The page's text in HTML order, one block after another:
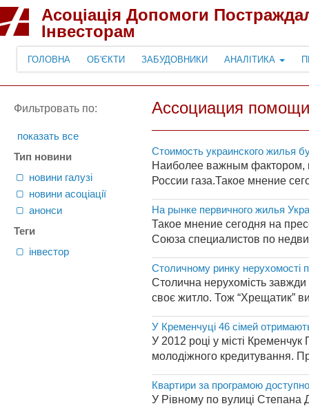
Асоціація Допомоги
Інвесторам
ГОЛОВНА ОБ'ЄКТИ ЗАБУДОВНИКИ АНАЛІТИКА
Фильтровать по:
показать все
Тип новини
новини галузі
новини асоціації
анонси
Теги
інвестор
Ассоциация
Стоимость украинского жилья
Наиболее важным фактором,
России газа.Такое мнение
На рынке первичного жилья
Такое мнение сегодня на
Союза специалистов по
Столичному ринку нерухомості
Столична нерухомість завжди
своє житло. Тож “Хрещатик”
У Кременчуці 46 сімей
У 2012 році у місті
молодіжного кредитування.
Квартири за програмою
У Рівному по вулиці Степана